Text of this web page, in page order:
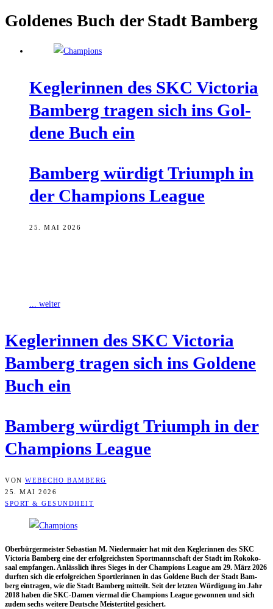
Goldenes Buch der Stadt Bamberg
Keg­le­rin­nen des SKC Vic­to­ria
Bam­berg tra­gen sich ins Gol­
de­ne Buch ein
Bam­berg wür­digt Tri­umph in
der Cham­pi­ons League
25. MAI 2026
... weiter
Keg­le­rin­nen des SKC Vic­to­ria
Bam­berg tra­gen sich ins Gol­de­ne
Buch ein
Bam­berg wür­digt Tri­umph in der
Cham­pi­ons League
VON WEBECHO BAMBERG
25. MAI 2026
SPORT & GESUNDHEIT
Ober­bür­ger­meis­ter Sebas­ti­an M. Nie­der­mai­er hat mit den Keg­le­rin­nen des SKC
Vic­to­ria Bam­berg eine der erfolg­reichs­ten Sport­mann­schaft der Stadt im Roko­ko­
saal emp­fan­gen. Anläss­lich ihres Sie­ges in der Cham­pi­ons League am 29. März 2026
durf­ten sich die erfolg­rei­chen Sport­le­rin­nen in das Gol­de­ne Buch der Stadt Bam­
berg ein­tra­gen, wie die Stadt Bam­berg mit­teilt. Seit der letz­ten Wür­di­gung im Jahr
2018 haben die SKC-Damen vier­mal die Cham­pi­ons League gewon­nen und sich
zudem sechs wei­te­re Deut­sche Meis­ter­ti­tel gesichert.